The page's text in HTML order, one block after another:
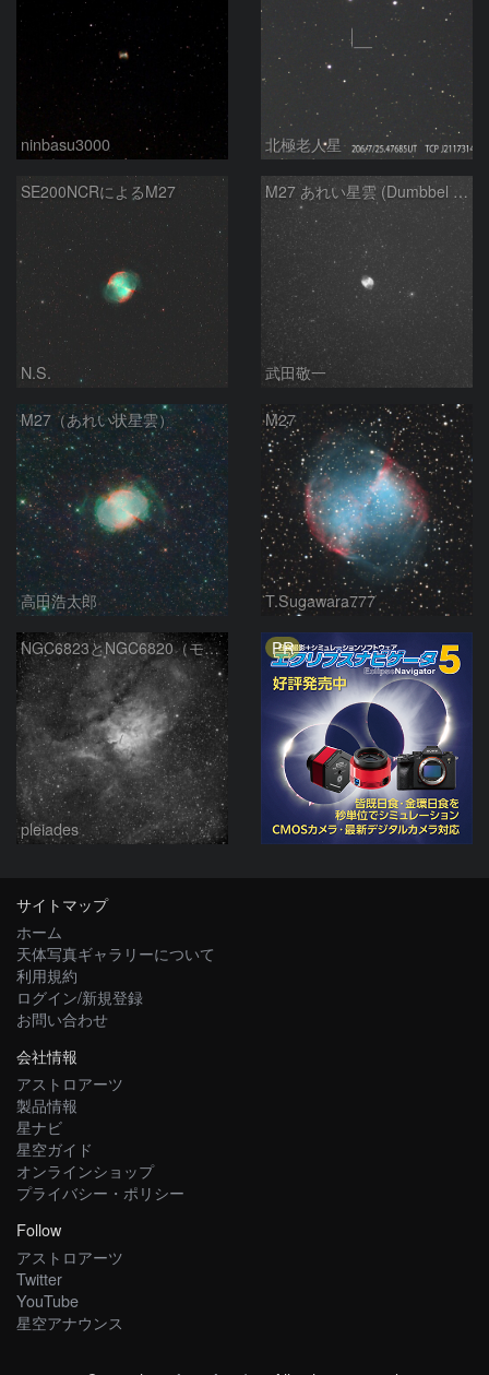
ninbasu3000 北極老人星
SE200NCRによるM27
N.S.
M27 あれい星雲 (Dumbbel Nebura/Apple Core Nebula)
武田敬一
M27（あれい状星雲）
高田浩太郎
M27
T.Sugawara777
NGC6823とNGC6820（モノクロ）
pleiades
PR
サイトマップ
ホーム
天体写真ギャラリーについて
利用規約
ログイン/新規登録
お問い合わせ
会社情報
アストロアーツ
製品情報
星ナビ
星空ガイド
オンラインショップ
プライバシー・ポリシー
Follow
アストロアーツ
Twitter
YouTube
星空アナウンス